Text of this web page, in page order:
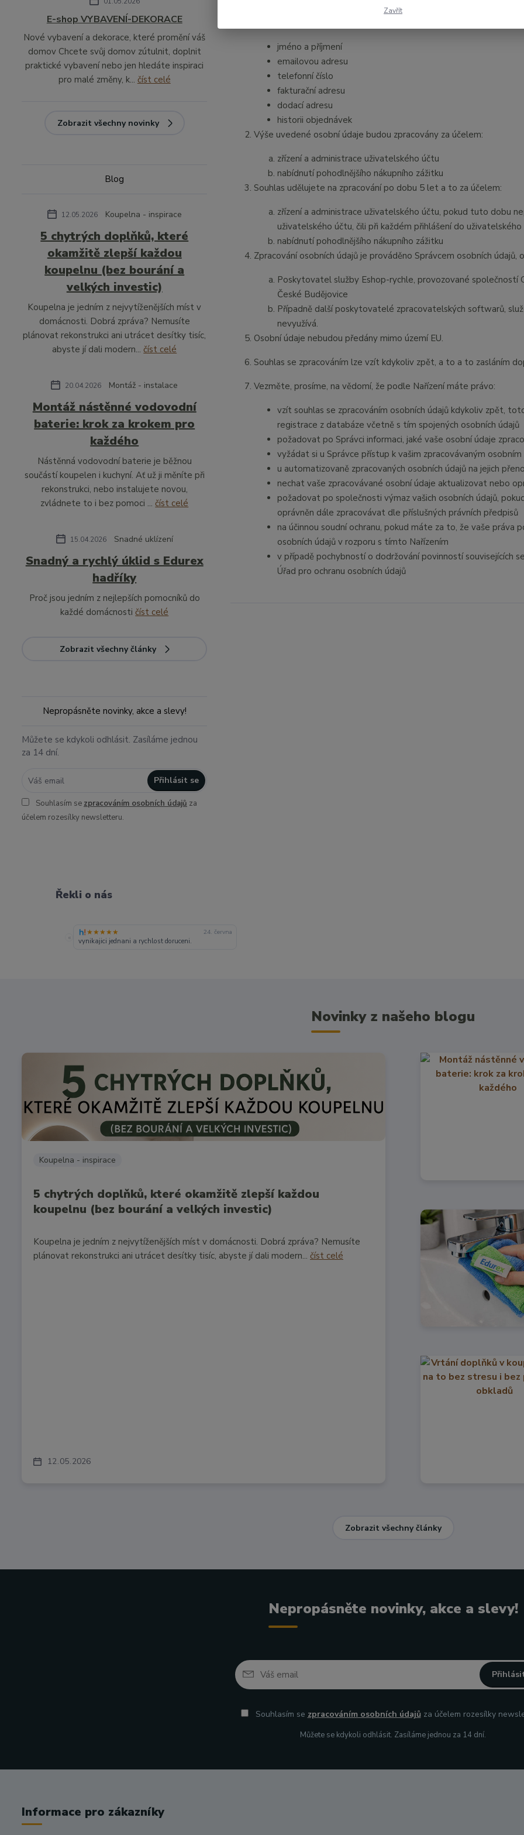
E-shop VYBAVENÍ-DEKORACE
Nové vybavení a dekorace, které promění váš
domov Chcete svůj domov zútulnit, doplnit
praktické vybavení nebo jen hledáte inspiraci
pro malé změny, k... číst celé
Zobrazit všechny novinky
Blog
12.05.2026 Koupelna - inspirace
5 chytrých doplňků, které
okamžitě zlepší každou
koupelnu (bez bourání a
velkých investic)
Koupelna je jedním z nejvytíženějších míst v
domácnosti. Dobrá zpráva? Nemusíte
plánovat rekonstrukci ani utrácet desítky tisíc,
abyste jí dali modern...číst celé
20.04.2026 Montáž - instalace
Montáž nástěnné vodovodní
baterie: krok za krokem pro
každého
Nástěnná vodovodní baterie je běžnou
součástí koupelen i kuchyní. Ať už ji měníte při
rekonstrukci, nebo instalujete novou,
zvládnete to i bez pomoci ...číst celé
15.04.2026 Snadné uklízení
Snadný a rychlý úklid s Edurex
hadříky
Proč jsou jedním z nejlepších pomocníků do
každé domácnostičíst celé
Zobrazit všechny články
Nepropásněte novinky, akce a slevy!
Můžete se kdykoli odhlásit. Zasíláme jednou
za 14 dní.
Přihlásit se
Souhlasím se zpracováním osobních údajů za
účelem rozesílky newsletteru.
zpracováním osobních údajů a o volném pohybu těchto údajů a o
jméno a příjmení
emailovou adresu
telefonní číslo
fakturační adresu
dodací adresu
historii objednávek
Výše uvedené osobní údaje budou zpracovány za účelem:
zřízení a administrace uživatelského účtu
nabídnutí pohodlnějšího nákupního zážitku
Souhlas udělujete na zpracování po dobu 5 let a to za účelem:
zřízení a administrace uživatelského účtu, pokud tuto dobu
uživatelského účtu, čili při každém přihlášení do
nabídnutí pohodlnějšího nákupního zážitku
Zpracování osobních údajů je prováděno Správcem osobních
Poskytovatel služby Eshop-rychle, provozované společností
České Budějovice
Případně další poskytovatelé zpracovatelských softwarů,
nevyužívá.
Osobní údaje nebudou předány mimo území EU.
Souhlas se zpracováním lze vzít kdykoliv zpět, a to a to zasláním
Vezměte, prosíme, na vědomí, že podle Nařízení máte právo:
vzít souhlas se zpracováním osobních údajů kdykoliv zpět,
registrace z databáze včetně s tím spojených osobních údajů
požadovat po Správci informaci, jaké vaše osobní údaje
vyžádat si u Správce přístup k vašim zpracovávaným
u automatizovaně zpracovaných osobních údajů na jejich
nechat vaše zpracovávané osobní údaje aktualizovat nebo
požadovat po společnosti výmaz vašich osobních údajů,
oprávněn dále zpracovávat dle příslušných právních předpisů
na účinnou soudní ochranu, pokud máte za to, že vaše práva
osobních údajů v rozporu s tímto Nařízením
v případě pochybností o dodržování povinností souvisejících
Úřad pro ochranu osobních údajů
Řekli o nás
«
★★★★★ 24. června
vynikajici jednani a rychlost doruceni.
Novinky z našeho blogu
12 05 2026
Koupelna - inspirace
5 chytrých doplňků, které okamžitě zlepší každou
koupelnu (bez bourání a velkých investic)
Koupelna je jedním z nejvytíženějších míst v domácnosti. Dobrá zpráva? Nemusíte
plánovat rekonstrukci ani utrácet desítky tisíc, abyste jí dali modern... číst celé
Zobrazit všechny články
Nepropásněte novinky, akce a slevy!
Souhlasím se zpracováním osobních údajůza účelem rozesílky
Můžete se kdykoli odhlásit. Zasíláme jednou za 14 dní.
Informace pro zákazníky
Zavřít